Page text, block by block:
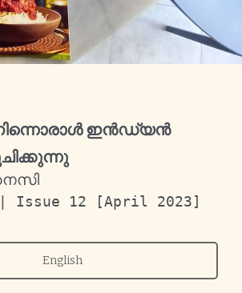
ഇൻഡ്യൻ
| Issue 12 [April 2023]
English